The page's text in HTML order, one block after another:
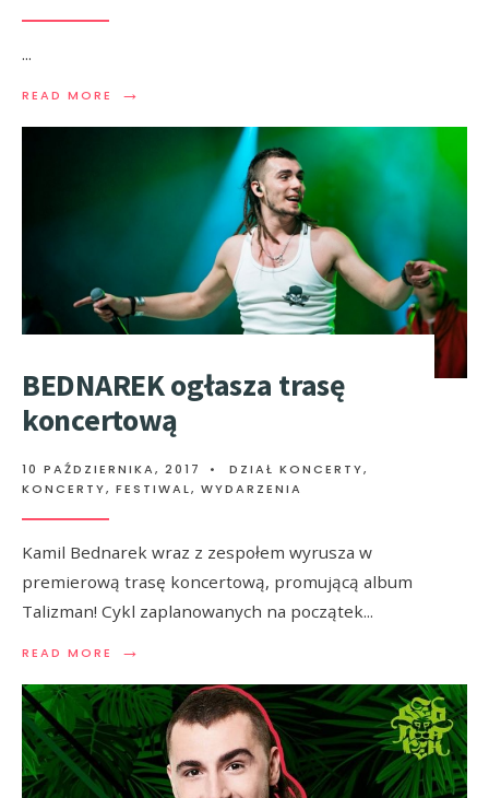
...
READ MORE →
BEDNAREK ogłasza trasę
koncertową
10 PAŹDZIERNIKA, 2017 • DZIAŁ KONCERTY,
KONCERTY, FESTIWAL, WYDARZENIA
Kamil Bednarek wraz z zespołem wyrusza w
premierową trasę koncertową, promującą album
Talizman! Cykl zaplanowanych na początek...
READ MORE →